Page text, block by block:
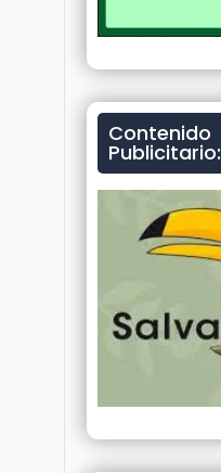
Contenido
Publicitario: